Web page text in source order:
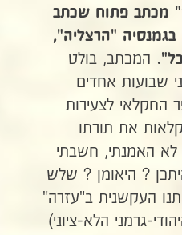
מכתב פתוח שכתב
"הרצליה",
המכתב, בולט
שבועות אחדים
החקלאי לצעירות
את תורתו
לא האמנתי, חשבתי
? היאומן ? שלש
העקשנית ב"עזרה"
גרמני הלא-ציוני)